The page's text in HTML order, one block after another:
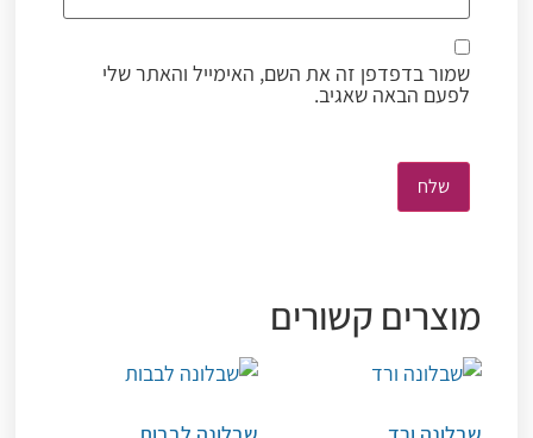
שמור בדפדפן זה את השם, האימייל והאתר שלי
לפעם הבאה שאגיב.
מוצרים קשורים